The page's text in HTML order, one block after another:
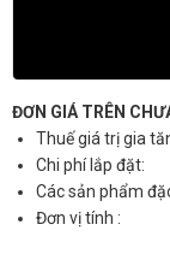
ĐƠN GIÁ TRÊN
Thuế giá trị gia
Chi phí lắp đặt:
Các sản phẩm
Đơn vị tính :